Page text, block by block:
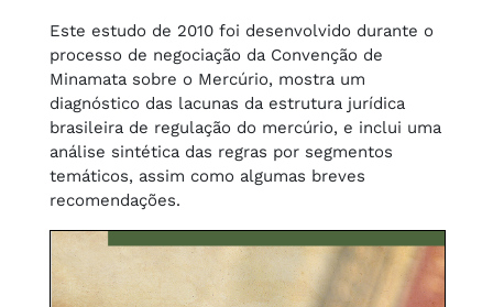
Este estudo de 2010 foi desenvolvido durante o
processo de negociação da Convenção de
Minamata sobre o Mercúrio, mostra um
diagnóstico das lacunas da estrutura jurídica
brasileira de regulação do mercúrio, e inclui uma
análise sintética das regras por segmentos
temáticos, assim como algumas breves
recomendações.